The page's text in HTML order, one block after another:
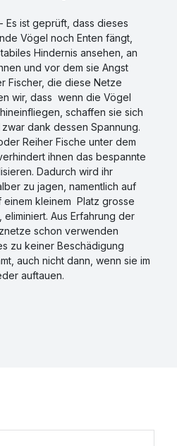
- Es ist geprüft, dass dieses
Vögel noch Enten fängt,
Hindernis ansehen, an
und vor dem sie Angst
Fischer, die diese Netze
wir, dass wenn die Vögel
schaffen sie sich
dank dessen Spannung.
Reiher Fische unter dem
ihnen das bespannte
Dadurch wird ihr
zu jagen, namentlich auf
einem kleinem Platz grosse
Aus Erfahrung der
schon verwenden
zu keiner Beschädigung
auch nicht dann, wenn sie im
auftauen.